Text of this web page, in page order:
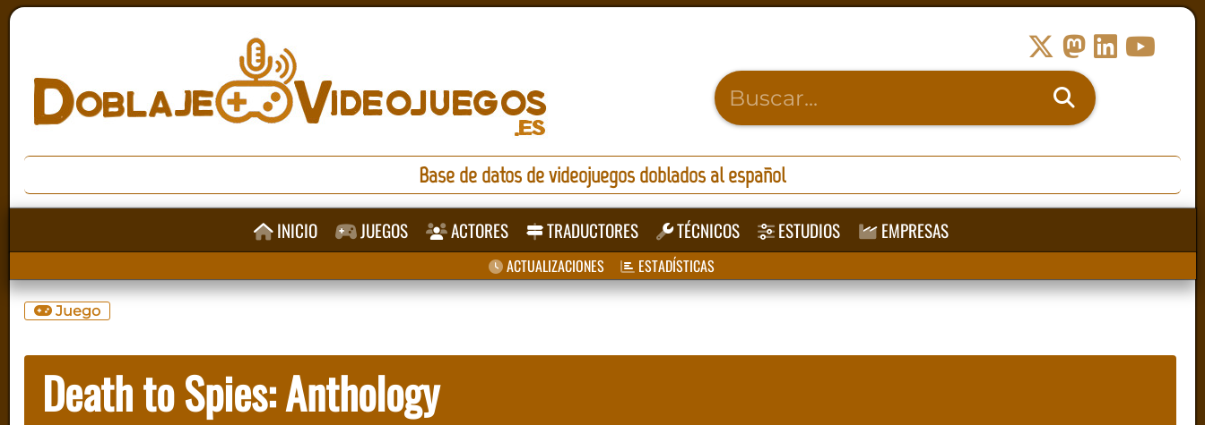
Base de datos de videojuegos doblados al español
INICIO JUEGOS ACTORES TRADUCTORES TÉCNICOS ESTUDIOS EMPRESAS
ACTUALIZACIONES ESTADÍSTICAS
Juego
Death to Spies: Anthology